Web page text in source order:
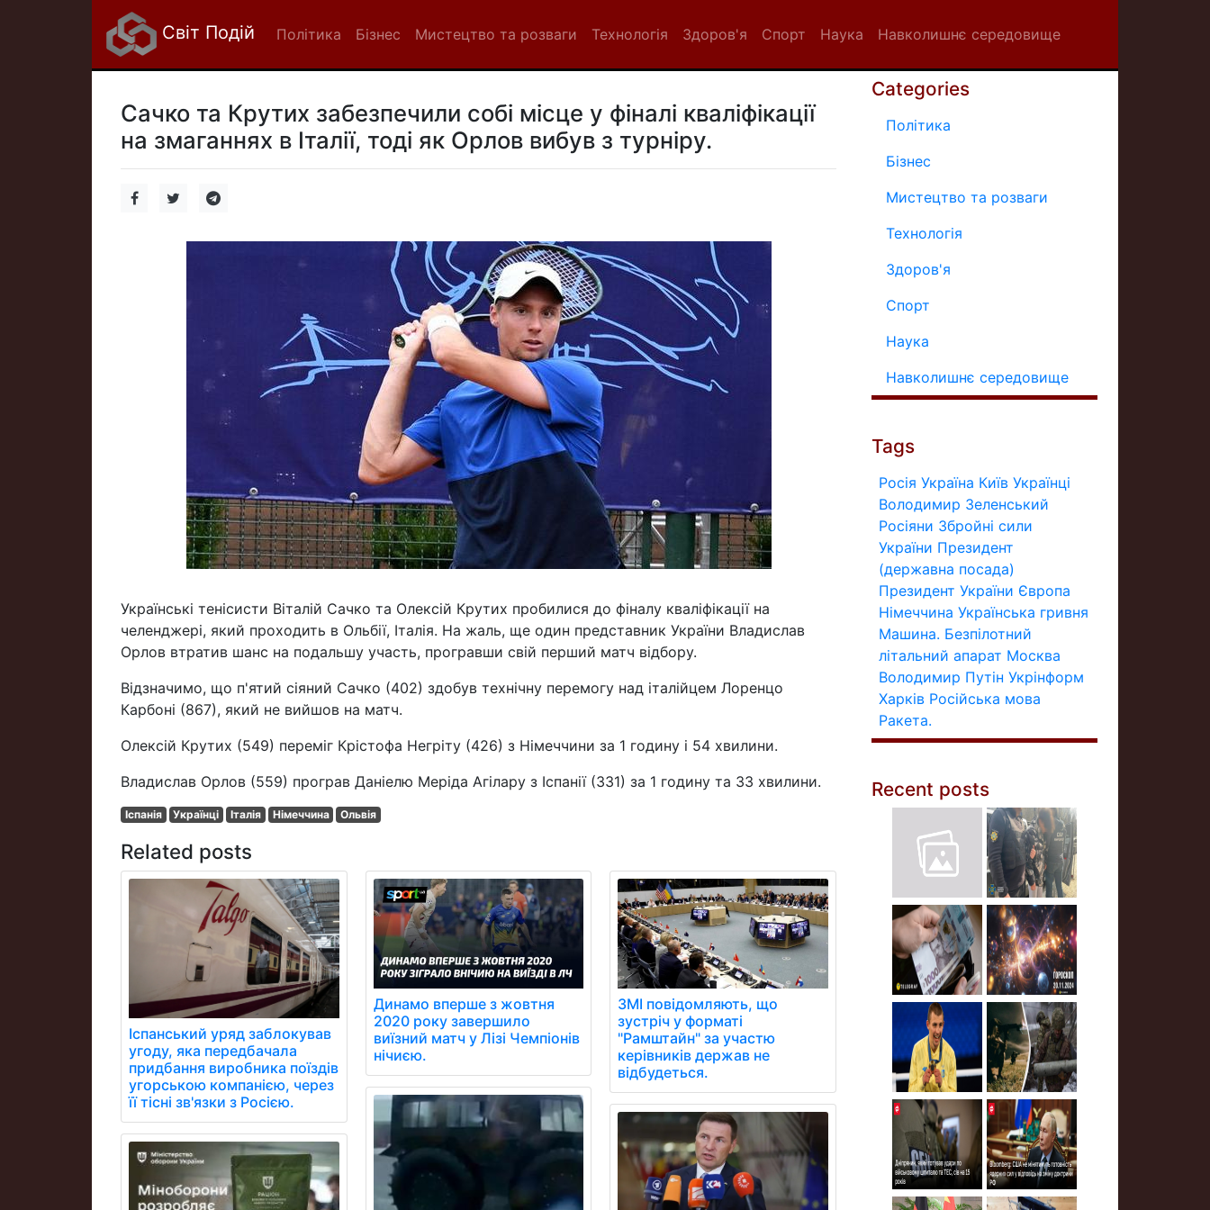
Світ Подій Політика Бізнес Мистецтво та розваги Технологія Здоров'я Спорт Наука Навколишнє середовище
Сачко та Крутих забезпечили собі місце у фіналі кваліфікації
на змаганнях в Італії, тоді як Орлов вибув з турніру.
Українські тенісисти Віталій Сачко та Олексій Крутих пробилися до фіналу кваліфікації на
челенджері, який проходить в Ольбії, Італія. На жаль, ще один представник України Владислав
Орлов втратив шанс на подальшу участь, програвши свій перший матч відбору.
Відзначимо, що п'ятий сіяний Сачко (402) здобув технічну перемогу над італійцем Лоренцо
Карбоні (867), який не вийшов на матч.
Олексій Крутих (549) переміг Крістофа Негріту (426) з Німеччини за 1 годину і 54 хвилини.
Владислав Орлов (559) програв Даніелю Меріда Агілару з Іспанії (331) за 1 годину та 33 хвилини.
Іспанія Українці Італія Німеччина Ольвія
Related posts
Іспанський уряд заблокував
угоду, яка передбачала
придбання виробника поїздів
угорською компанією, через
її тісні зв'язки з Росією.
Динамо вперше з жовтня
2020 року завершило
виїзний матч у Лізі Чемпіонів
нічиєю.
ЗМІ повідомляють, що
зустріч у форматі
"Рамштайн" за участю
керівників держав не
відбудеться.
Categories
Політика
Бізнес
Мистецтво та розваги
Технологія
Здоров'я
Спорт
Наука
Навколишнє середовище
Tags
Росія Україна Київ Українці
Володимир Зеленський
Росіяни Збройні сили
України Президент
(державна посада)
Президент України Європа
Німеччина Українська гривня
Машина. Безпілотний
літальний апарат Москва
Володимир Путін Укрінформ
Харків Російська мова
Ракета.
Recent posts